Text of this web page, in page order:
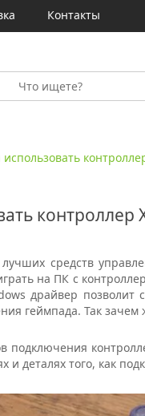
Контакты
контроллер
средств
на ПК с
драйвер позволит
геймпада. Так зачем
подключения
и деталях того, как